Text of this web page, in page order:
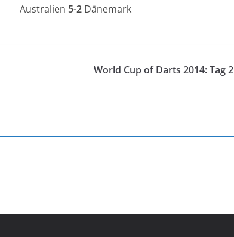
Australien 5-2 Dänemark
World Cup of Darts 2014: Tag 2